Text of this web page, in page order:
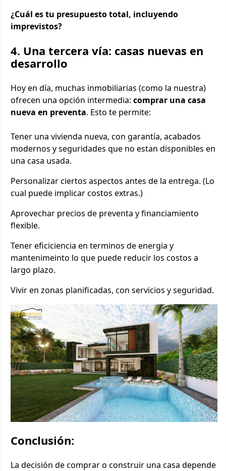
¿Cuál es tu presupuesto total, incluyendo
imprevistos?
4. Una tercera vía: casas nuevas en
desarrollo
Hoy en día, muchas inmobiliarias (como la nuestra)
ofrecen una opción intermedia: comprar una casa
nueva en preventa. Esto te permite:
Tener una vivienda nueva, con garantía, acabados
modernos y seguridades que no estan disponibles en
una casa usada.
Personalizar ciertos aspectos antes de la entrega. (Lo
cual puede implicar costos extras.)
Aprovechar precios de preventa y financiamiento
flexible.
Tener eficiciencia en terminos de energia y
mantenimeinto lo que puede reducir los costos a
largo plazo.
Vivir en zonas planificadas, con servicios y seguridad.
Conclusión:
La decisión de comprar o construir una casa depende